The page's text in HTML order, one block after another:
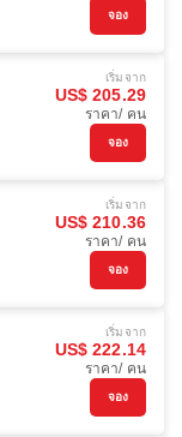
จอง
เริ่มจาก
US$ 205.29
ราคา/ คน
จอง
เริ่มจาก
US$ 210.36
ราคา/ คน
จอง
เริ่มจาก
US$ 222.14
ราคา/ คน
จอง